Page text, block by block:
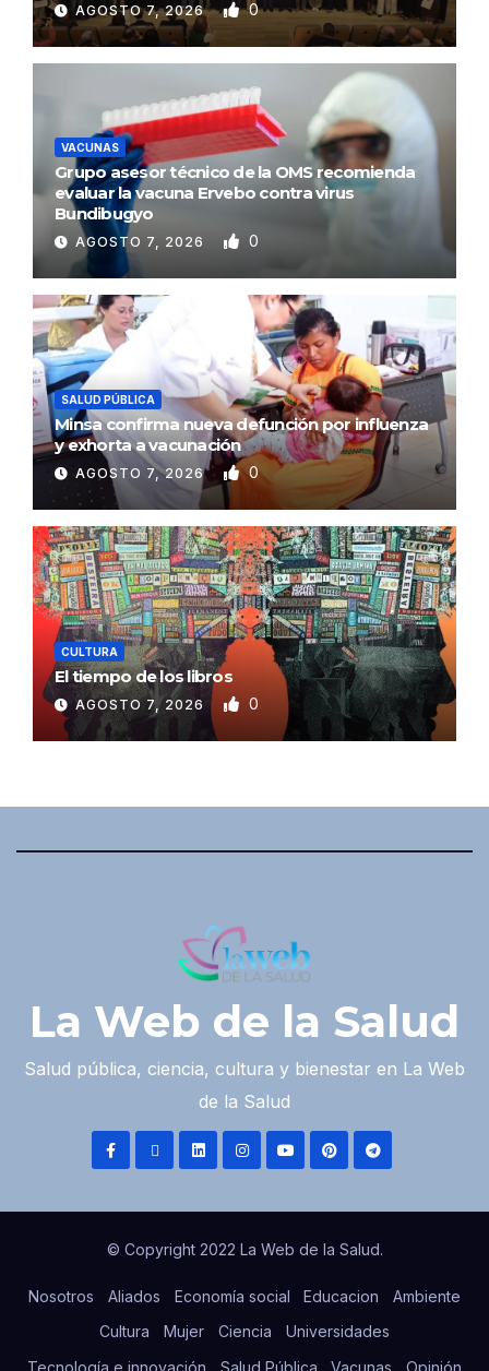
AGOSTO 7, 2026 0
VACUNAS
Grupo asesor técnico de la OMS recomienda
evaluar la vacuna Ervebo contra virus
Bundibugyo
AGOSTO 7, 2026 0
SALUD PÚBLICA
Minsa confirma nueva defunción por influenza
y exhorta a vacunación
AGOSTO 7, 2026 0
CULTURA
El tiempo de los libros
AGOSTO 7, 2026 0
La Web de la Salud
Salud pública, ciencia, cultura y bienestar en La Web
de la Salud
© Copyright 2022 La Web de la Salud.
Nosotros Aliados Economía social Educacion
Ambiente
Cultura
Mujer Ciencia
Universidades